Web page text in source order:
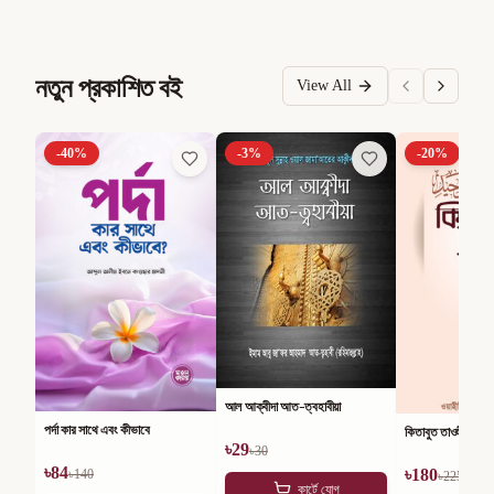
নতুন প্রকাশিত বই View All
-40%
পর্দা কার সাথে এবং কীভাবে
৳84৳140
-3%
আল আক্বীদা আত-ত্বহাবীয়া
৳29৳30
কার্টে যোগ
-20%
কিতাবুত তাওহীদ
৳180৳225